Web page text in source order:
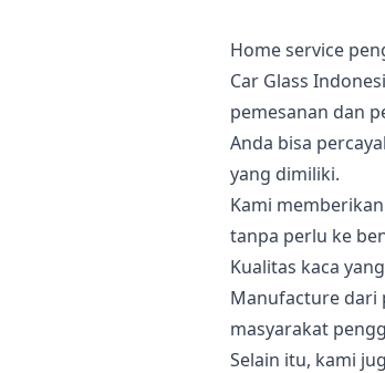
Home service
Car Glass
pemesanan dan
Anda bisa
yang dimiliki.
Kami
tanpa perlu ke
Kualitas kaca
Manufacture dari
masyarakat
Selain itu, kami